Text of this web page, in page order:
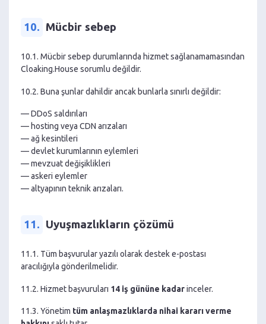
10. Mücbir sebep
10.1. Mücbir sebep durumlarında hizmet sağlanamamasından
Cloaking.House sorumlu değildir.
10.2. Buna şunlar dahildir ancak bunlarla sınırlı değildir:
— DDoS saldırıları
— hosting veya CDN arızaları
— ağ kesintileri
— devlet kurumlarının eylemleri
— mevzuat değişiklikleri
— askeri eylemler
— altyapının teknik arızaları.
11. Uyuşmazlıkların çözümü
11.1. Tüm başvurular yazılı olarak destek e-postası
aracılığıyla gönderilmelidir.
11.2. Hizmet başvuruları 14 iş gününe kadarinceler.
11.3. Yönetim tüm anlaşmazlıklarda nihai kararı verme